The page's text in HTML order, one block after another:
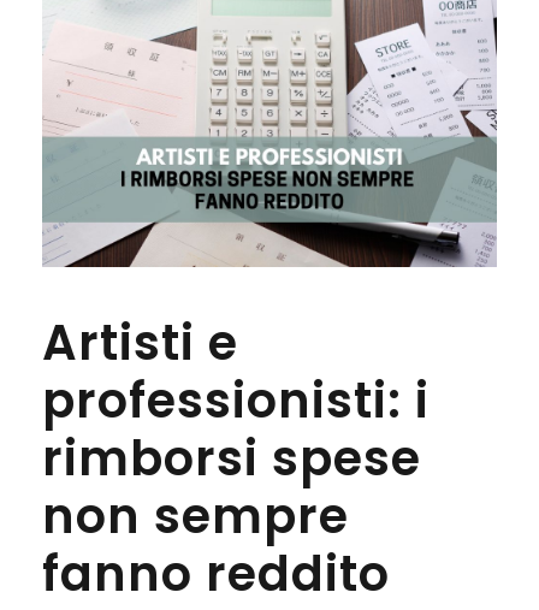
Artisti e
professionisti: i
rimborsi spese
non sempre
fanno reddito